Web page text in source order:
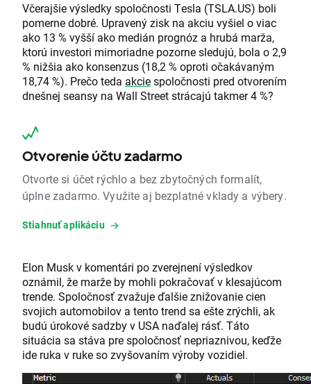
Včerajšie výsledky spoločnosti Tesla (TSLA.US) boli
pomerne dobré. Upravený zisk na akciu vyšiel o viac
ako 13 % vyšší ako medián prognóz a hrubá marža,
ktorú investori mimoriadne pozorne sledujú, bola o 2,9
% nižšia ako konsenzus (18,2 % oproti očakávaným
18,74 %). Prečo teda akciespoločnosti pred otvorením
dnešnej seansy na Wall Street strácajú takmer 4 %?
Otvorenie účtu zadarmo
Otvorte si účet rýchlo a bez zbytočných formalít,
úplne zadarmo. Využite aj bezplatné vklady a výbery.
Stiahnuť aplikáciu
Elon Musk v komentári po zverejnení výsledkov
oznámil, že marže by mohli pokračovať v klesajúcom
trende. Spoločnosť zvažuje ďalšie znižovanie cien
svojich automobilov a tento trend sa ešte zrýchli, ak
budú úrokové sadzby v USA naďalej rásť. Táto
situácia sa stáva pre spoločnosť nepriaznivou, keďže
ide ruka v ruke so zvyšovaním výroby vozidiel.